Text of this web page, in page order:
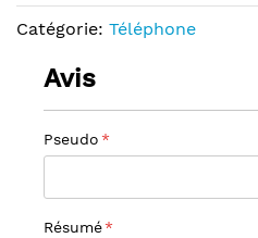
Catégorie: Téléphone
Avis
Pseudo
Résumé